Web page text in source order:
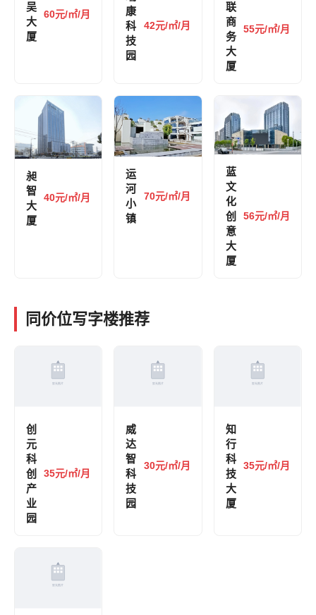
吴
大
厦
60元/㎡/月
康
科
技
园
42元/㎡/月
联
商
务
大
厦
55元/㎡/月
昶
智
大
厦
40元/㎡/月
运
河
小
镇
70元/㎡/月
蓝
文
化
创
意
大
厦
56元/㎡/月
同价位写字楼推荐
创
元
科
创
产
业
园
35元/㎡/月
威
达
智
科
技
园
30元/㎡/月
知
行
科
技
大
厦
35元/㎡/月